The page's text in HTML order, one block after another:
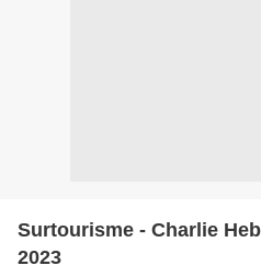
Surtourisme - Charlie
2023